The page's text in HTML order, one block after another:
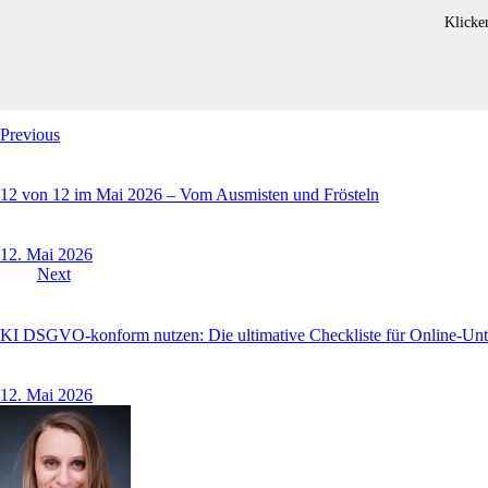
Previous
12 von 12 im Mai 2026 – Vom Ausmisten und Frösteln
12. Mai 2026
Next
KI DSGVO-konform nutzen: Die ultimative Checkliste für Online-
12. Mai 2026